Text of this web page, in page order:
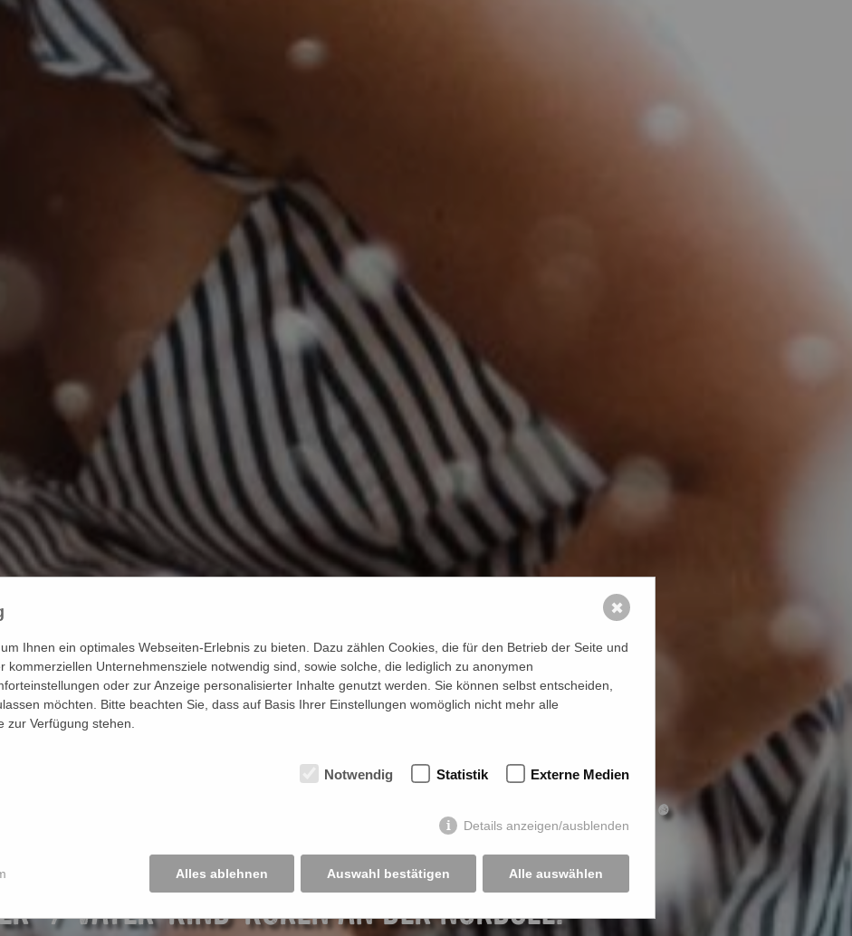
Zeit für uns.
/ VATER-KIND-KUREN AN DER NORDSEE.
Ihnen ein optimales Webseiten-Erlebnis zu bieten. Dazu zählen Cookies, die für den Betrieb der Seite und
kommerziellen Unternehmensziele notwendig sind, sowie solche, die lediglich zu anonymen
oder zur Anzeige personalisierter Inhalte genutzt werden. Sie können selbst entscheiden,
möchten. Bitte beachten Sie, dass auf Basis Ihrer Einstellungen womöglich nicht mehr alle
zur Verfügung stehen.
Notwendig Statistik Externe Medien
Details anzeigen/ausblenden
Alles ablehnen Auswahl bestätigen Alle auswählen
✖